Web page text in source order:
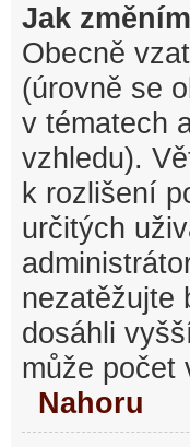
Jak
Obecně
(úrovně se
v tématech
vzhledu).
k rozlišení
určitých
nezatěžujte
dosáhli
může počet
Nahoru